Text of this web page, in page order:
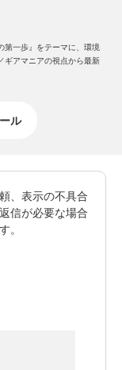
第一歩』をテーマに、環境
ギアマニアの視点から最新
ル
、表示の不具合
信が必要な場合
。